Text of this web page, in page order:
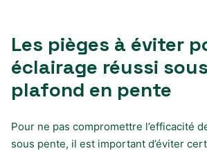
Les pièges à éviter
éclairage réussi
plafond en pente
Pour ne pas compromettre l’efficacité
sous pente, il est important d’éviter